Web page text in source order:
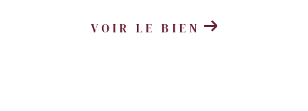
VOIR LE BIEN